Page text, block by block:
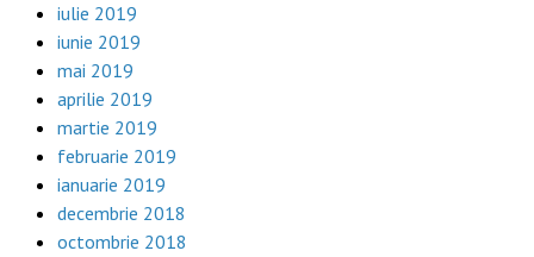
iulie 2019
iunie 2019
mai 2019
aprilie 2019
martie 2019
februarie 2019
ianuarie 2019
decembrie 2018
octombrie 2018